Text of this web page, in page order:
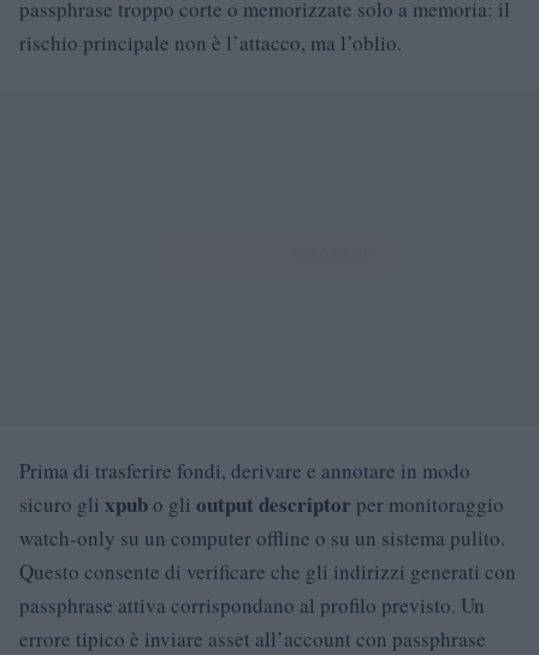
passphrase troppo corte o memorizzate solo a memoria: il
rischio principale non è l’attacco, ma l’oblio.
Prima di trasferire fondi, derivare e annotare in modo
sicuro gli xpubo gli output descriptor per monitoraggio
watch-only su un computer offline o su un sistema pulito.
Questo consente di verificare che gli indirizzi generati con
passphrase attiva corrispondano al profilo previsto. Un
errore tipico è inviare asset all’account con passphrase